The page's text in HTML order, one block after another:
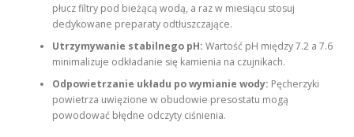
płucz filtry pod bieżącą wodą, a raz w miesiącu stosuj
dedykowane preparaty odtłuszczające.
Utrzymywanie stabilnego pH: Wartość pH między 7.2 a 7.6
minimalizuje odkładanie się kamienia na czujnikach.
Odpowietrzanie układu po wymianie wody: Pęcherzyki
powietrza uwięzione w obudowie presostatu mogą
powodować błędne odczyty ciśnienia.